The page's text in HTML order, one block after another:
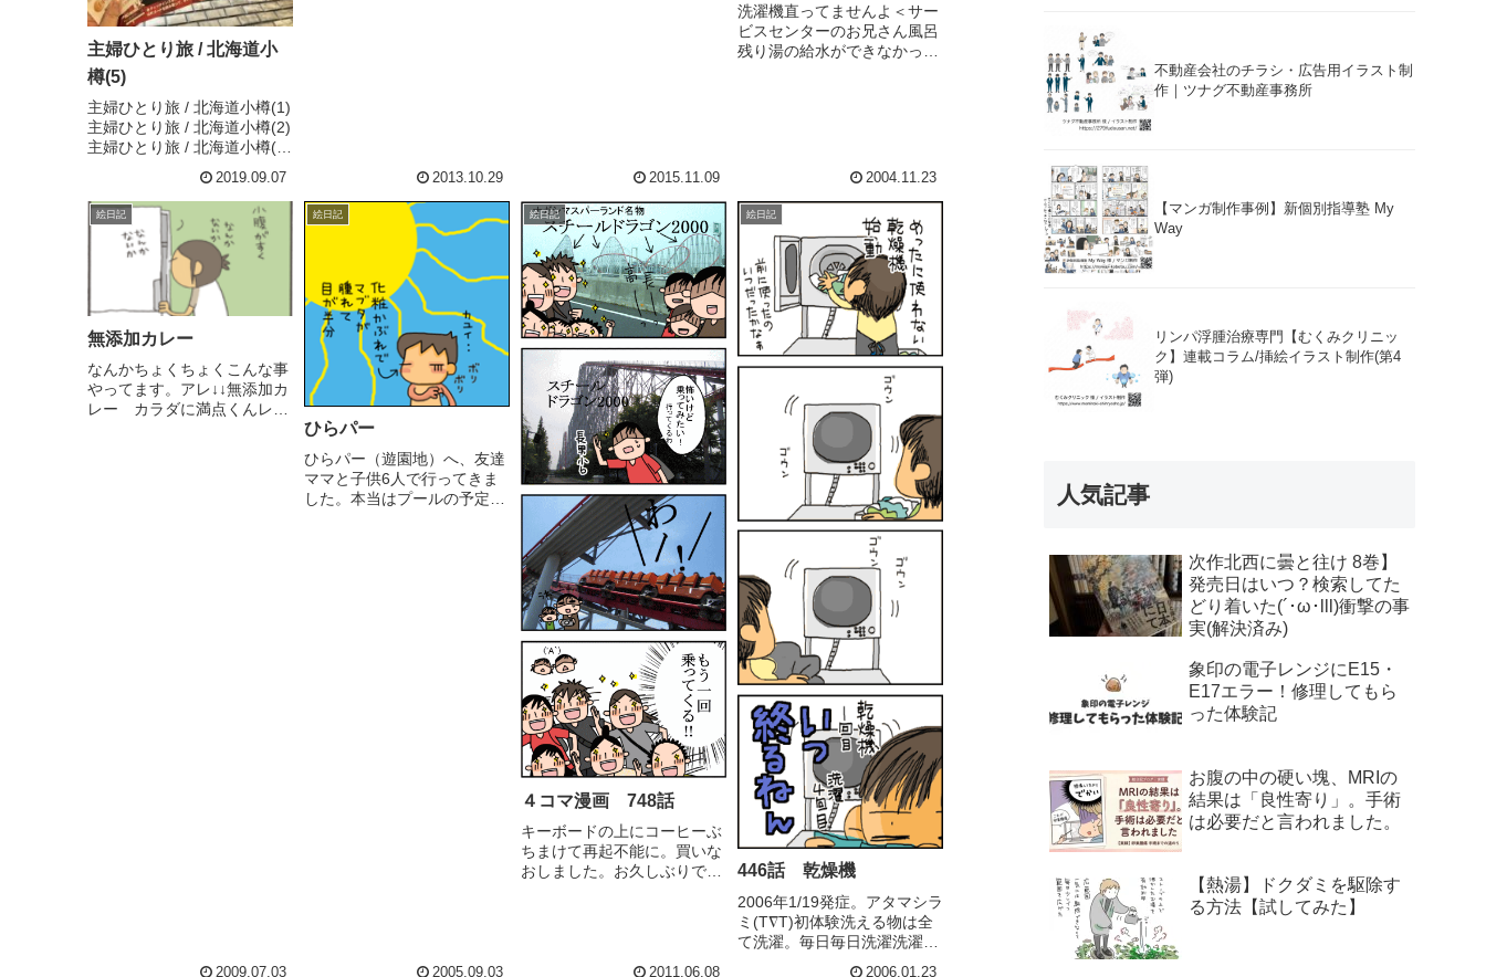
主婦ひとり旅 / 北海道小
樽(5)
主婦ひとり旅 / 北海道小樽(1)
主婦ひとり旅 / 北海道小樽(2)
主婦ひとり旅 / 北海道小樽(3)
主婦ひとり旅 / 北海道小樽
(5)←今ここ主婦ひとり旅 / 北
海道小樽(6)4日目 / 小樽北海
道旅で1...
2019.09.07 2013.10.29 2015.11.09
洗濯機直ってませんよ＜サー
ビスセンターのお兄さん風呂
残り湯の給水ができなかった
ピー鳴ってますよ。サービス
2004.11.23
絵日記
無添加カレー
なんかちょくちょくこんな事
やってます。アレ↓↓無添加カ
レー カラダに満点くんレビ
2009.07.03
絵日記
ひらパー
ひらパー（遊園地）へ、友達
ママと子供6人で行ってきま
した。本当はプールの予定だ
2005.09.03
絵日記
４コマ漫画 748話
キーボードの上にコーヒーぶ
ちまけて再起不能に。買いな
おしました。お久しぶりで
のも乗ってまた乗りに来
2011.06.08
絵日記
446話 乾燥機
2006年1/19発症。アタマシラ
ミ(T∇T)初体験洗える物は全
て洗濯。毎日毎日洗濯洗濯洗
2006.01.23
不動産会社のチラシ・広告用イラスト制
作｜ツナグ不動産事務所
【マンガ制作事例】新個別指導塾 My
Way
リンパ浮腫治療専門【むくみクリニッ
ク】連載コラム/挿絵イラスト制作(第4
弾)
人気記事
次作北西に曇と往け 8巻】
発売日はいつ？検索してた
どり着いた(´･ω･lll)衝撃の事
実(解決済み)
象印の電子レンジにE15・
E17エラー！修理してもら
った体験記
お腹の中の硬い塊、MRIの
結果は「良性寄り」。手術
は必要だと言われました。
【熱湯】ドクダミを駆除す
る方法【試してみた】